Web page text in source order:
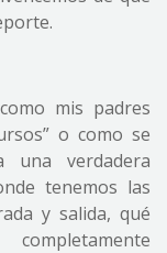
mis padres
o como se
verdadera
tenemos las
y salida, qué